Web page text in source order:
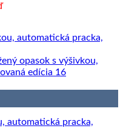
automatická pracka,